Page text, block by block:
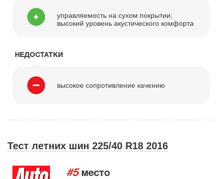
управляемость на сухом покрытии;
высокий уровень акустического комфорта
НЕДОСТАТКИ
высокое сопротивление качению
Тест летних шин 225/40 R18 2016
#5 место